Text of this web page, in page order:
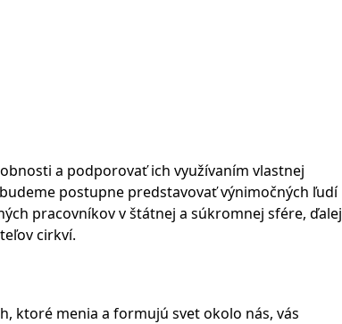
a podporovať ich využívaním vlastnej
postupne predstavovať výnimočných ľudí
pracovníkov v štátnej a súkromnej sfére, ďalej
cirkví.
ktoré menia a formujú svet okolo nás, vás